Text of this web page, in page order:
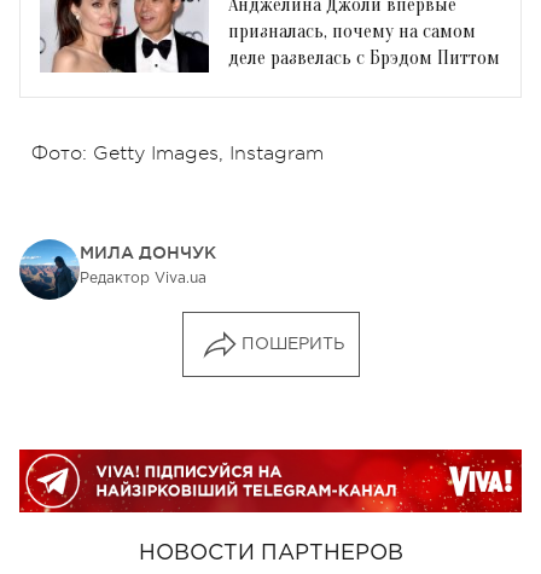
Анджелина Джоли впервые
призналась, почему на самом
деле развелась с Брэдом Питтом
Фото: Getty Images, Instagram
МИЛА ДОНЧУК
Редактор Viva.ua
ПОШЕРИТЬ
НОВОСТИ ПАРТНЕРОВ